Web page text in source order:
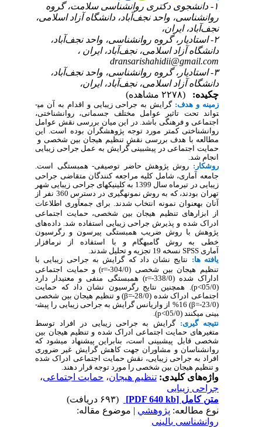
۱- دانشجوی دکتری روانشناسی سلامت، گروه
روانشناسی، واحد نجف‌آباد، دانشگاه آزاد اسلامی،
نجف‌آباد، ایران،
۲- استادیار، گروه روانشناسی، واحد نجف‌آباد،
دانشگاه آزاد اسلامی، نجف‌آباد، ایران ،
dransarishahidii@gmail.com
۳- استادیار، گروه روانشناسی، واحد نجف‌آباد،
دانشگاه آزاد اسلامی، نجف‌آباد، ایران،
چکیده:
زمینه و هدف:گرایش به جراحی زیبایی و اقدام به آن می­
تواند تحت تاثیر عوامل مختلف جسمانی، روانشناختی،
اجتماعی و فرهنگی باشد. در این میان بررسی نقش عوامل
روانشناختی کمتر مورد توجه پژوهشگران بوده است. این
مطالعه با هدف بررسی نقش تنظیم هیجان بین شخصی و
حمایت اجتماعی در پیش­بینی گرایش به عمل جراحی زیبایی
انجام شد.
روش­کار: روش پژوهش حاضر توصیفی- همبستگی است.
جامعه آماری، شامل کلیه مراجعه کنندگانمتقاضیجراحی
زیبایی در تیرماه سال 1399 به کلینیک­های جراحی زیبایی شهر
تهران بودند، که به روش نمونه­گیری در دسترس 360 نفر
از
آنان به­عنوان نمونه انتخاب شدند .برای جمع­آوری اطلاعات
ابزارهای تنظیم هیجان بین شخصی، حمایت اجتماعی
ادراک شده و پذیرش جراحی زیبایی استفاده شد. داده‌­های
پژوهش با روش­ ضریب همبستگی پیرسون و رگرسیون
خطی به روش گام­به­گام و با استفاده از نرم­افزار
آماری SPSSنسخه 19 تجزیه و تحلیل شدند
.
یافته ­ها: نتایج نشان داد که گرایش به جراحی زیبایی با
تنظیم هیجان بین شخصی (304/0-=
r) و حمایت اجتماعی
اداراک شده(
338/0-=
r) همبستگی منفی و معنی­دار دارد
p
).همچنین نتایج رگرسیون نشان داد که حمایت
اجتماعی ادراک شده (28/0-=
β
)و تنظیم هیجان بین شخصی
β) 16% از واریانس گرایش به جراحی زیباییرا پیش­
بینی می­کنند (05/0>
p
).
نتیجه ­گیری:گرایش به جراحی زیبایی در افراد توسط
متغیرهایحمایت اجتماعی ادراک شده و تنظیم هیجان بین
شخصی قابل پیش­بینی است، بنابراین پیشنهاد می­شود که
روانشناسان و مشاوران جهت کاهشگرایش غیر ضروری
افراد به جراحی زیبایی، نقش حمایت اجتماعی ادراک شده
و تنظیم هیجان بین شخصی را مورد توجه قرار دهند.
واژه‌های کلیدی:تنظیم هیجان،حمایت اجتماعی،
جراحی زیبایی
متن کامل[PDF 640 kb]
نوع مطالعه:پژوهشي| موضوع مقاله:
روانشناسی بالینی